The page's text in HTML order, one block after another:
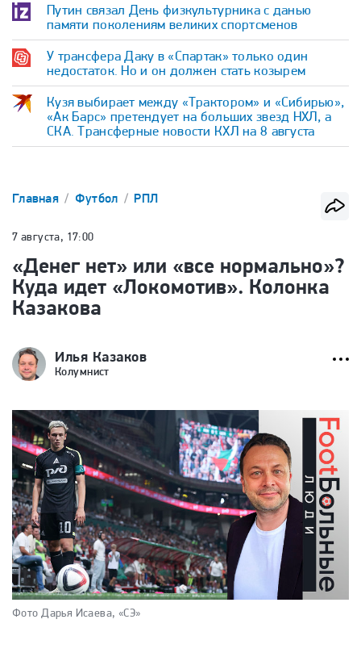
Путин связал День физкультурника с данью
памяти поколениям великих спортсменов
У трансфера Даку в «Спартак» только один
недостаток. Но и он должен стать козырем
Кузя выбирает между «Трактором» и «Сибирью»,
«Ак Барс» претендует на больших звезд НХЛ, а
СКА. Трансферные новости КХЛ на 8 августа
Главная Футбол РПЛ
7 августа, 17:00
«Денег нет» или «все нормально»?
Куда идет «Локомотив». Колонка
Казакова
Илья Казаков
Колумнист
Фото Дарья Исаева, «СЭ»